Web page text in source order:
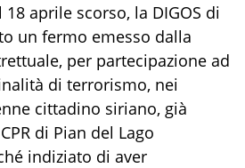
aprile scorso, la DIGOS di
un fermo emesso dalla
per partecipazione ad
di terrorismo, nei
cittadino siriano, già
di Pian del Lago
indiziato di aver